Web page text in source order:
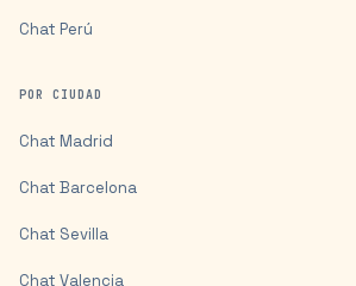
Chat Perú
POR CIUDAD
Chat Madrid
Chat Barcelona
Chat Sevilla
Chat Valencia